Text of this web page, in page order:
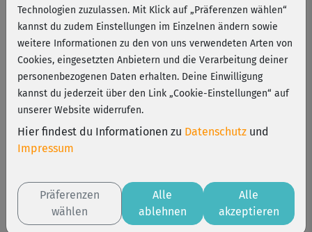
Der ideale Start in die beliebte Trainingsmethode: Du
brauchst keine Vorkenntnisse, um mitzumachen, und
lernst viele positive Effekte von Pilates kennen. Es formt
den Körper, stärkt Bauch & Rücken und bringt Body &
Mind in Balance. So sanft und effektiv!
4 Wochen 1-2 Std./Woche Level 1
Programm starten
Technologien zuzulassen. Mit Klick auf „Präferenzen wählen“
kannst du zudem Einstellungen im Einzelnen ändern sowie
weitere Informationen zu den von uns verwendeten Arten von
Cookies, eingesetzten Anbietern und die Verarbeitung deiner
personenbezogenen Daten erhalten. Deine Einwilligung
kannst du jederzeit über den Link „Cookie-Einstellungen“ auf
unserer Website widerrufen.
Hier findest du Informationen zu Datenschutz und
Impressum
Präferenzen
wählen
Alle
ablehnen
Alle
akzeptieren